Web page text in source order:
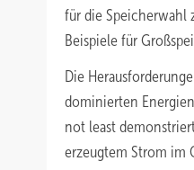
für die Speicherwahl
Beispiele für
Die
dominierten
not least
erzeugtem Strom im